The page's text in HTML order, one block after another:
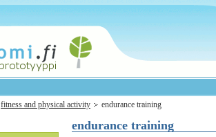
fitness and physical activity endurance training
endurance training